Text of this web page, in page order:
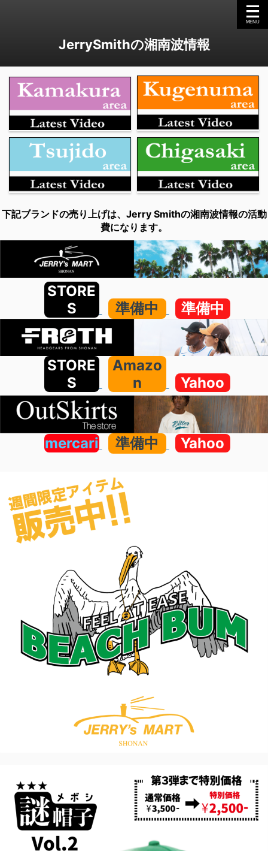
JerrySmithの湘南波情報
下記ブランドの売り上げは、Jerry Smithの湘南波情報の活動
費になります。
STORE
S
準備中 準備中
STORE
S
Amazo
n
Yahoo
mercari 準備中 Yahoo